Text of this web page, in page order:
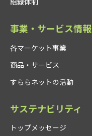
組織体制
事業・サービス情報
各マーケット事業
商品・サービス
すららネットの活動
サステナビリティ
トップメッセージ